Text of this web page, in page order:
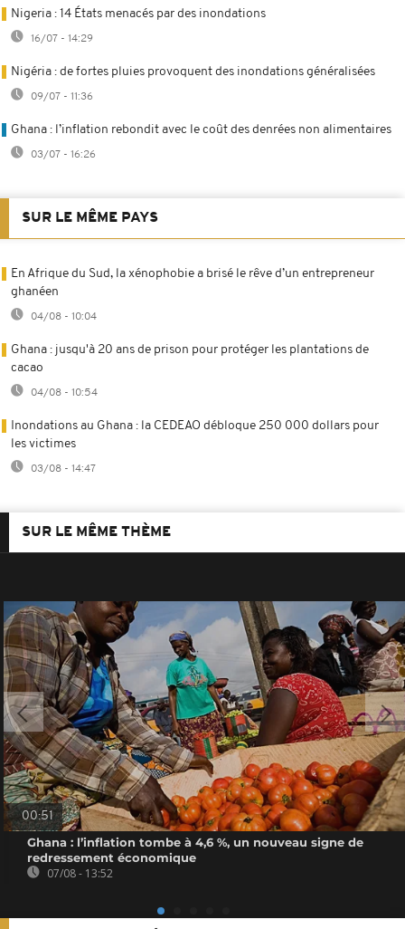
Nigeria : 14 États menacés par des inondations
16/07 - 14:29
Nigéria : de fortes pluies provoquent des inondations généralisées
09/07 - 11:36
Ghana : l’inflation rebondit avec le coût des denrées non alimentaires
03/07 - 16:26
SUR LE MÊME PAYS
En Afrique du Sud, la xénophobie a brisé le rêve d’un entrepreneur
ghanéen
04/08 - 10:04
Ghana : jusqu'à 20 ans de prison pour protéger les plantations de
cacao
04/08 - 10:54
Inondations au Ghana : la CEDEAO débloque 250 000 dollars pour
les victimes
03/08 - 14:47
SUR LE MÊME THÈME
00:51
Ghana : l’inflation tombe à 4,6 %, un nouveau signe de
redressement économique
07/08 - 13:52